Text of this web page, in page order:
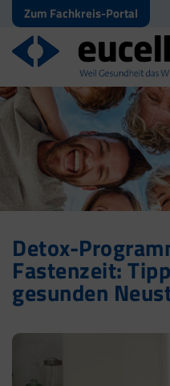
Zum Fachkreis-Portal
Detox-
Fastenzeit:
gesunden